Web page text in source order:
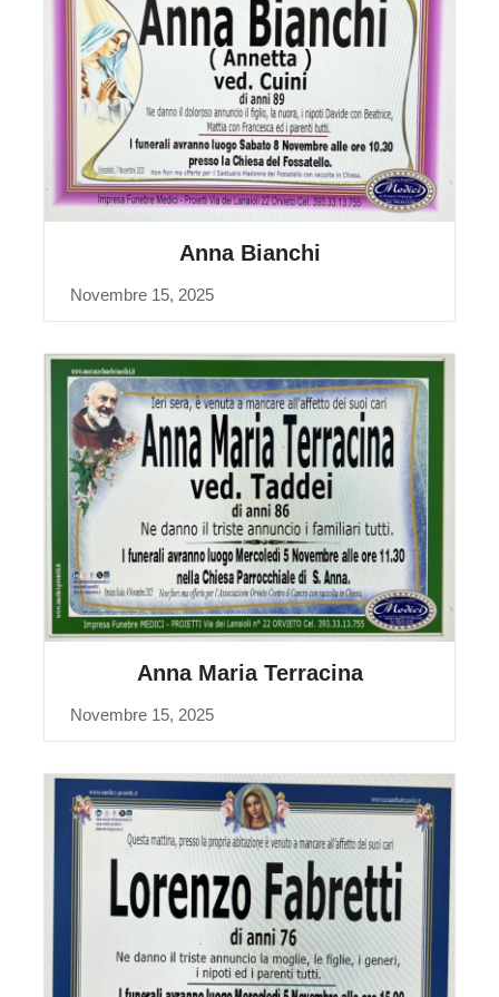
Anna Bianchi
Novembre 15, 2025
Anna Maria Terracina
Novembre 15, 2025